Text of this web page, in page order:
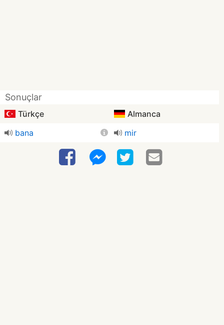
Sonuçlar
Türkçe
Almanca
bana
mir